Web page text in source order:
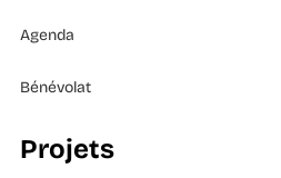
Agenda
Bénévolat
Projets